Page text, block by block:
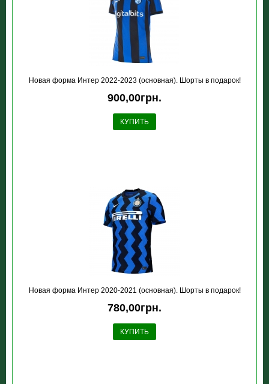
Новая форма Интер 2022-2023 (основная). Шорты в подарок!
900,00грн.
КУПИТЬ
Новая форма Интер 2020-2021 (основная). Шорты в подарок!
780,00грн.
КУПИТЬ